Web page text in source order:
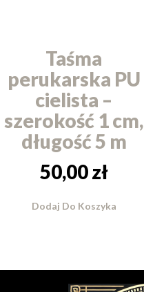
Taśma
perukarska PU
cielista –
szerokość 1 cm,
długość 5 m
50,00zł
Dodaj Do Koszyka